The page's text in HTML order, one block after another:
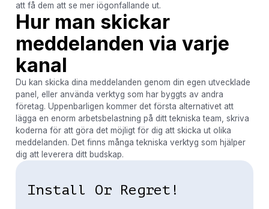
att få dem att se mer iögonfallande ut.
Hur man skickar
meddelanden via varje
kanal
Du kan skicka dina meddelanden genom din egen utvecklade
panel, eller använda verktyg som har byggts av andra
företag. Uppenbarligen kommer det första alternativet att
lägga en enorm arbetsbelastning på ditt tekniska team, skriva
koderna för att göra det möjligt för dig att skicka ut olika
meddelanden. Det finns många tekniska verktyg som hjälper
dig att leverera ditt budskap.
Install Or Regret!